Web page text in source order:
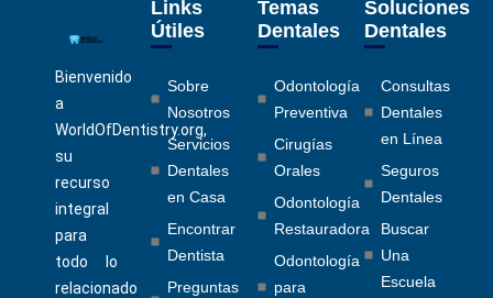
Bienvenido
a
WorldOfDentistry.org,
su
recurso
integral
para
todo lo
relacionado
Links
Útiles
Sobre
Nosotros
Servicios
Dentales
en Casa
Encontrar
Dentista
Preguntas
Temas
Dentales
Odontología
Preventiva
Cirugías
Orales
Odontología
Restauradora
Odontología
para
Soluciones
Dentales
Consultas
Dentales
en Línea
Seguros
Dentales
Buscar
Una
Escuela